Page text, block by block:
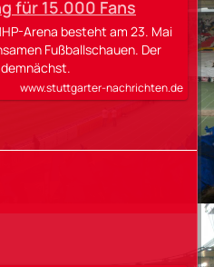
für 15.000 Fans
Arena besteht am 23. Mai
Fußballschauen. Der
www.stuttgarter-nachrichten.de